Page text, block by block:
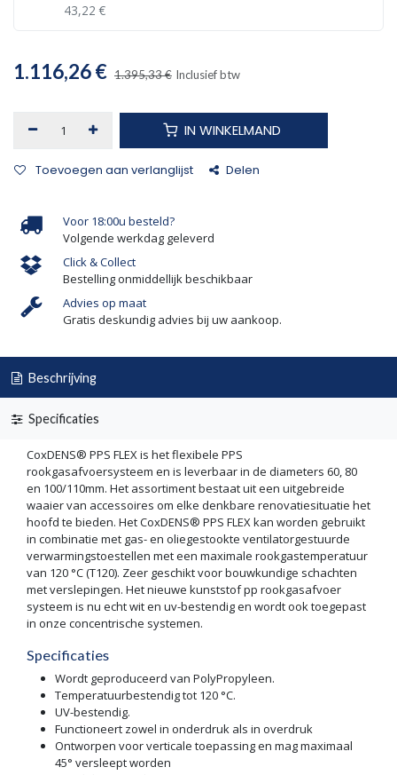
43,22 €
1.116,26€ 1.395,33€ Inclusief btw
IN WINKELMAND
Toevoegen aan verlanglijst Delen
Voor 18:00u besteld?
Volgende werkdag geleverd
Click & Collect
Bestelling onmiddellijk beschikbaar
Advies op maat
Gratis deskundig advies bij uw aankoop.
Beschrijving
Specificaties
CoxDENS® PPS FLEX is het flexibele PPS
rookgasafvoersysteem en is leverbaar in de diameters 60, 80
en 100/110mm. Het assortiment bestaat uit een uitgebreide
waaier van accessoires om elke denkbare renovatiesituatie het
hoofd te bieden. Het CoxDENS® PPS FLEX kan worden gebruikt
in combinatie met gas- en oliegestookte ventilatorgestuurde
verwarmingstoestellen met een maximale rookgastemperatuur
van 120 °C (T120). Zeer geschikt voor bouwkundige schachten
met verslepingen. Het nieuwe kunststof pp rookgasafvoer
systeem is nu echt wit en uv-bestendig en wordt ook toegepast
in onze concentrische systemen.
Specificaties
Wordt geproduceerd van PolyPropyleen.
Temperatuurbestendig tot 120 °C.
UV-bestendig.
Functioneert zowel in onderdruk als in overdruk
Ontworpen voor verticale toepassing en mag maximaal
45° versleept worden